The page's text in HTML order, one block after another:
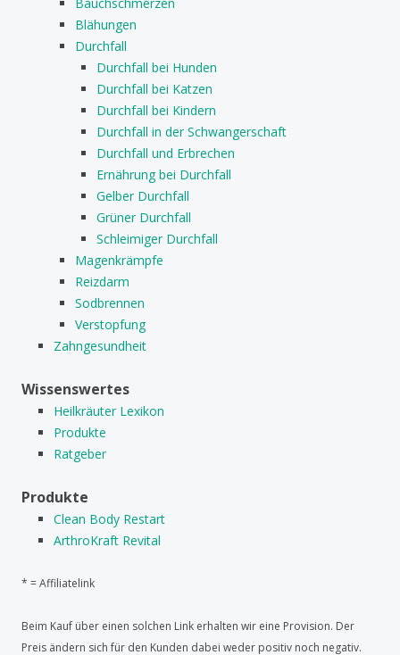
Blähungen
Durchfall
Durchfall bei Hunden
Durchfall bei Katzen
Durchfall bei Kindern
Durchfall in der Schwangerschaft
Durchfall und Erbrechen
Ernährung bei Durchfall
Gelber Durchfall
Grüner Durchfall
Schleimiger Durchfall
Magenkrämpfe
Reizdarm
Sodbrennen
Verstopfung
Zahngesundheit
Wissenswertes
Heilkräuter Lexikon
Produkte
Ratgeber
Produkte
Clean Body Restart
ArthroKraft Revital
* = Affiliatelink
Beim Kauf über einen solchen Link erhalten wir eine Provision. Der
Preis ändern sich für den Kunden dabei weder positiv noch negativ.